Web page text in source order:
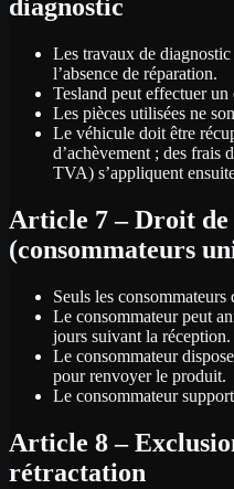
diagnostic
Les travaux de
l’absence de réparation.
Tesland peut effectuer un
Les pièces utilisées ne
Le véhicule doit être
d’achèvement ; des frais
TVA) s’appliquent
Article 7 – Droit
(consommateurs
Seuls les
Le consommateur peut
jours suivant la réception.
Le consommateur
pour renvoyer le produit.
Le consommateur
Article 8 –
rétractation